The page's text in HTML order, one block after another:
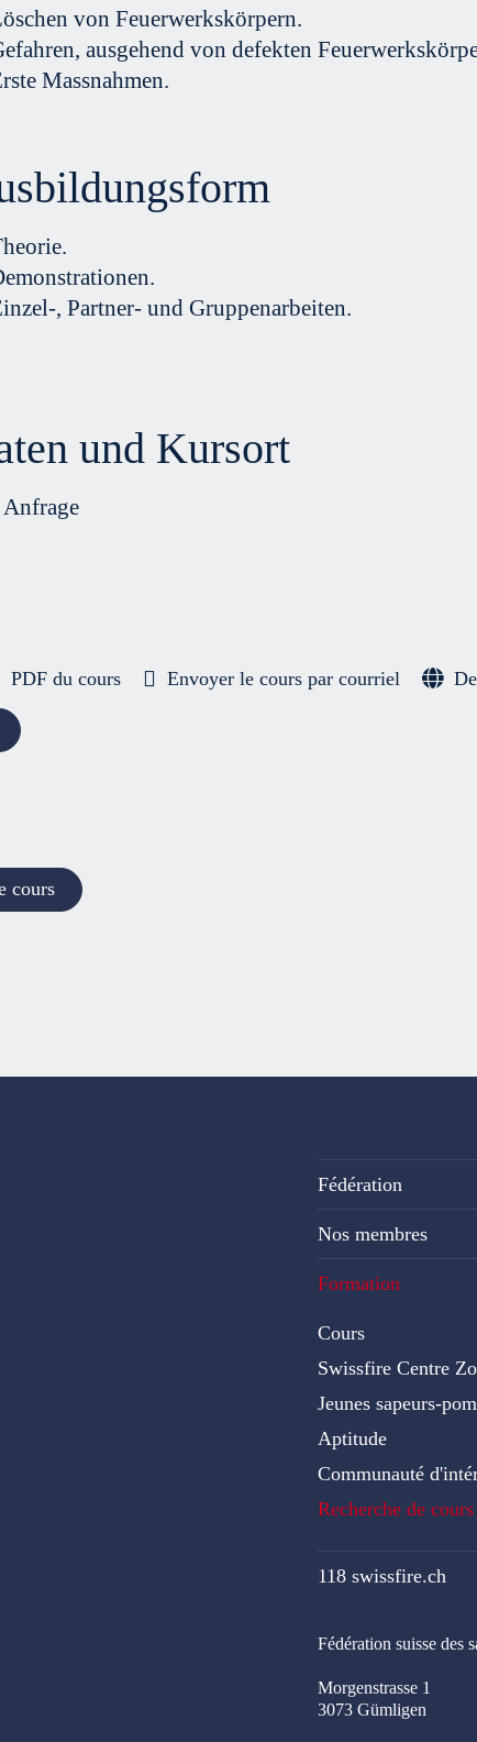
von Feuerwerkskörpern.
ausgehend von defekten
Massnahmen.
, Partner- und Gruppenarbeiten.
und Kursort
PDF du cours Envoyer le cours par courriel
cours
Fédération
Nos membres
Formation
Cours
Swissfire Centre
Jeunes sapeurs-
Aptitude
Communauté
Recherche de cours
118 swissfire.ch
Fédération suisse des
Morgenstrasse 1
3073 Gümligen